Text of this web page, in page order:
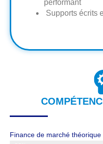
performant
Supports écrits
Finance de marché théorique